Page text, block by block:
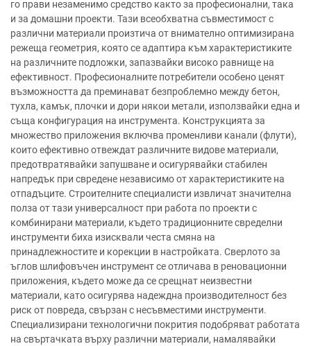
го прави незаменимо средство както за професионални, така
и за домашни проекти. Тази всеобхватна съвместимост с
различни материали произтича от внимателно оптимизирана
режеща геометрия, която се адаптира към характеристиките
на различните подложки, запазвайки високо равнище на
ефективност. Професионалните потребители особено ценят
възможността да преминават безпроблемно между бетон,
тухла, камък, плочки и дори някои метали, използвайки една и
съща конфигурация на инструмента. Конструкцията за
множество приложения включва променливи канали (флути),
които ефективно отвеждат различните видове материали,
предотвратявайки запушване и осигурявайки стабилен
напредък при свредене независимо от характеристиките на
отпадъците. Строителните специалисти извличат значителна
полза от тази универсалност при работа по проекти с
комбинирани материали, където традиционните свределни
инструменти биха изисквали честа смяна на
принадлежностите и корекции в настройката. Сверлото за
ъглов шлифовъчен инструмент се отличава в реновационни
приложения, където може да се срещнат неизвестни
материали, като осигурява надеждна производителност без
риск от повреда, свързан с несъвместими инструменти.
Специализирани технологични покрития подобряват работата
на свъртачката върху различни материали, намалявайки